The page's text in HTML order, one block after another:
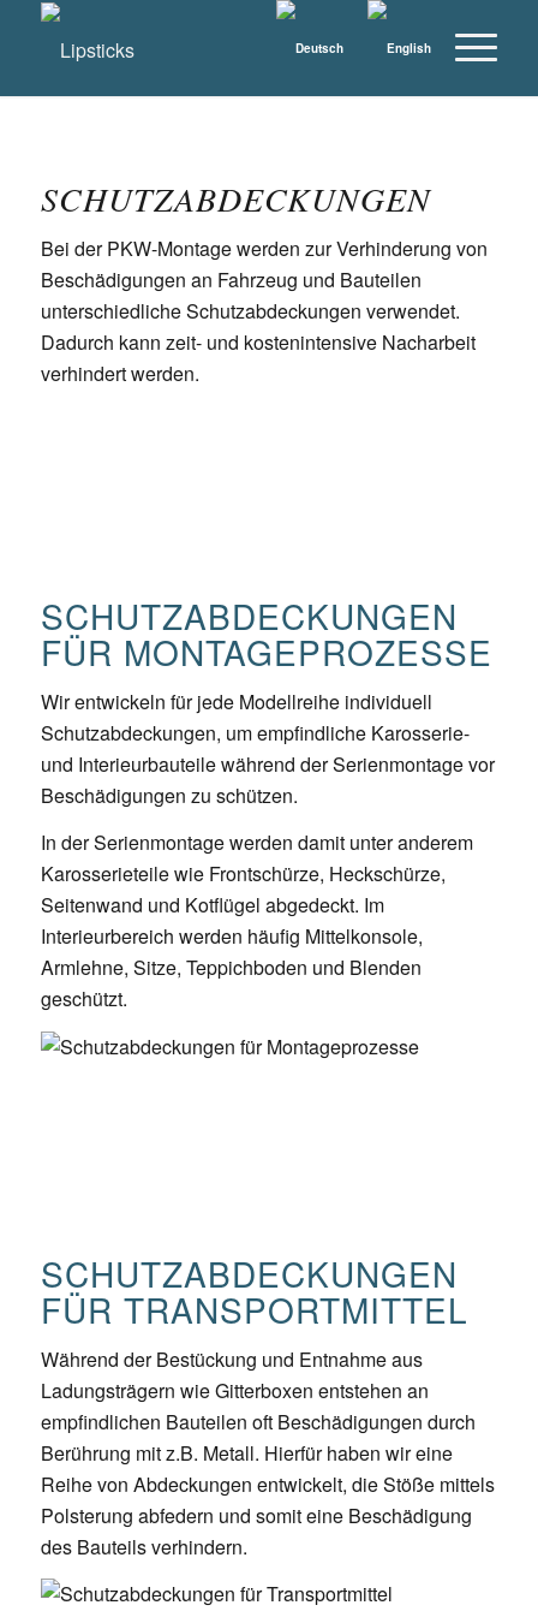
SCHUTZABDECKUNGEN
Bei der PKW-Montage werden zur Verhinderung von
Beschädigungen an Fahrzeug und Bauteilen
unterschiedliche Schutzabdeckungen verwendet.
Dadurch kann zeit- und kostenintensive Nacharbeit
verhindert werden.
SCHUTZABDECKUNGEN
FÜR MONTAGEPROZESSE
Wir entwickeln für jede Modellreihe individuell
Schutzabdeckungen, um empfindliche Karosserie-
und Interieurbauteile während der Serienmontage vor
Beschädigungen zu schützen.
In der Serienmontage werden damit unter anderem
Karosserieteile wie Frontschürze, Heckschürze,
Seitenwand und Kotflügel abgedeckt. Im
Interieurbereich werden häufig Mittelkonsole,
Armlehne, Sitze, Teppichboden und Blenden
geschützt.
SCHUTZABDECKUNGEN
FÜR TRANSPORTMITTEL
Während der Bestückung und Entnahme aus
Ladungsträgern wie Gitterboxen entstehen an
empfindlichen Bauteilen oft Beschädigungen durch
Berührung mit z.B. Metall. Hierfür haben wir eine
Reihe von Abdeckungen entwickelt, die Stöße mittels
Polsterung abfedern und somit eine Beschädigung
des Bauteils verhindern.